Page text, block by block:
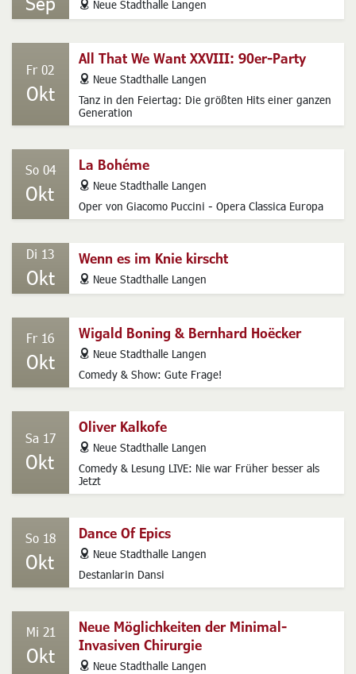
Neue Stadthalle Langen
All That We Want XXVIII: 90er-Party
Tanz in den Feiertag: Die größten Hits einer ganzen
Generation
Fr 02
Okt
address
Neue Stadthalle Langen
La Bohéme
Oper von Giacomo Puccini - Opera Classica Europa
So 04
Okt
address
Neue Stadthalle Langen
Wenn es im Knie kirscht
Di 13
Okt address
Neue Stadthalle Langen
Wigald Boning & Bernhard Hoëcker
Comedy & Show: Gute Frage!
Fr 16
Okt
address
Neue Stadthalle Langen
Oliver Kalkofe
Comedy & Lesung LIVE: Nie war Früher besser als
Jetzt
Sa 17
Okt
address
Neue Stadthalle Langen
Dance Of Epics
Destanlarin Dansi
So 18
Okt
address
Neue Stadthalle Langen
Neue Möglichkeiten der Minimal-
Invasiven Chirurgie
Mi 21
Okt address
Neue Stadthalle Langen